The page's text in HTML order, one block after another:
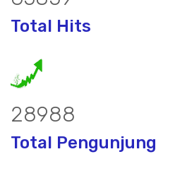
Total Hits
38222
Total Pengunjung